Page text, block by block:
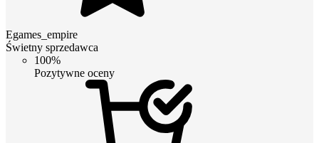
Egames_empire
Świetny sprzedawca
100%
Pozytywne oceny